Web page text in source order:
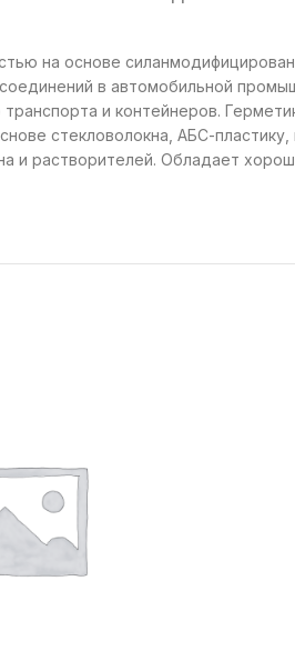
на основе
в автомобильной
и контейнеров.
стекловолокна, АБС-
и растворителей. Обладает